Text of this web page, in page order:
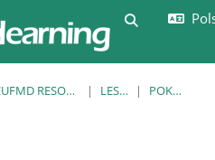
EUFMD RESOURCES: CLINICAL DIAGNOSIS LESION LIBRARY POKAŻ POJEDYNCZO